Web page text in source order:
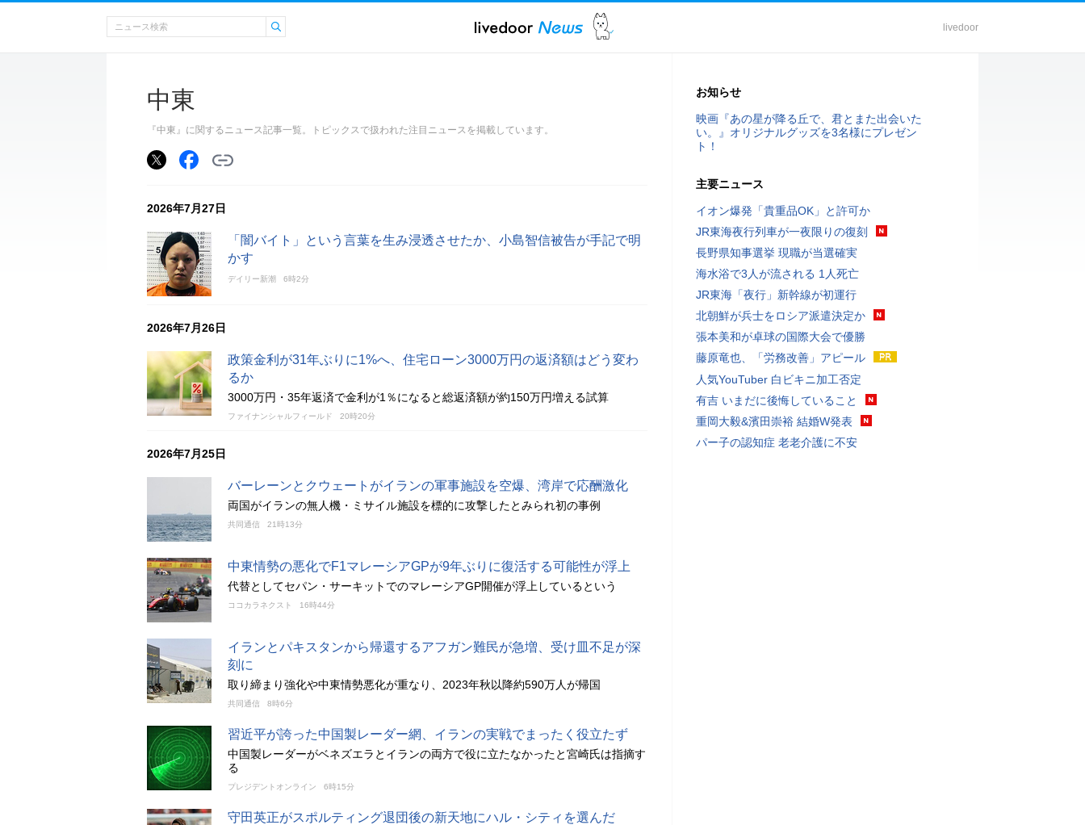
livedoor
中東
『中東』に関するニュース記事一覧。トピックスで扱われた注目ニュースを掲載しています。
2026年7月27日
「闇バイト」という言葉を生み浸透させたか、小島智信被告が手記で明
かす
デイリー新潮 6時2分
2026年7月26日
政策金利が31年ぶりに1%へ、住宅ローン3000万円の返済額はどう変わ
るか
3000万円・35年返済で金利が1％になると総返済額が約150万円増える試算
ファイナンシャルフィールド 20時20分
2026年7月25日
バーレーンとクウェートがイランの軍事施設を空爆、湾岸で応酬激化
両国がイランの無人機・ミサイル施設を標的に攻撃したとみられ初の事例
共同通信 21時13分
中東情勢の悪化でF1マレーシアGPが9年ぶりに復活する可能性が浮上
代替としてセパン・サーキットでのマレーシアGP開催が浮上しているという
ココカラネクスト 16時44分
イランとパキスタンから帰還するアフガン難民が急増、受け皿不足が深
刻に
取り締まり強化や中東情勢悪化が重なり、2023年秋以降約590万人が帰国
共同通信 8時6分
習近平が誇った中国製レーダー網、イランの実戦でまったく役立たず
中国製レーダーがベネズエラとイランの両方で役に立たなかったと宮崎氏は指摘す
る
プレジデントオンライン 6時15分
守田英正がスポルティング退団後の新天地にハル・シティを選んだ
お知らせ
映画『あの星が降る丘で、君とまた出会いた
い。』オリジナルグッズを3名様にプレゼン
ト！
主要ニュース
イオン爆発「貴重品OK」と許可か
JR東海夜行列車が一夜限りの復刻
長野県知事選挙 現職が当選確実
海水浴で3人が流される 1人死亡
JR東海「夜行」新幹線が初運行
北朝鮮が兵士をロシア派遣決定か
張本美和が卓球の国際大会で優勝
藤原竜也、「労務改善」アピール
人気YouTuber 白ビキニ加工否定
有吉 いまだに後悔していること
重岡大毅&濱田崇裕 結婚W発表
パー子の認知症 老老介護に不安